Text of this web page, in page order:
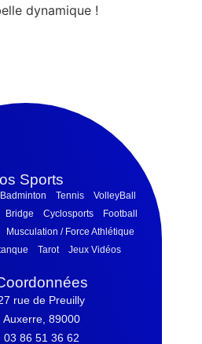
dynamique !
Sports
Badminton Tennis
VolleyBall
Bridge Cyclosports
Football
Musculation / Force Athlétique
Tarot Jeux Vidéos
rue de Preuilly
Auxerre, 89000
03 86 51 36 62